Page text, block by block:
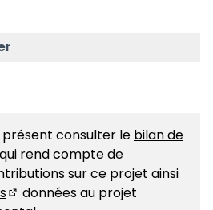
présent consulter le bilan de
dans un nouvel onglet)
rend compte de
sur ce projet ainsi
(S'ouvre dans un nouvel onglet)
données au projet